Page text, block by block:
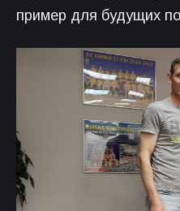
пример для будущих